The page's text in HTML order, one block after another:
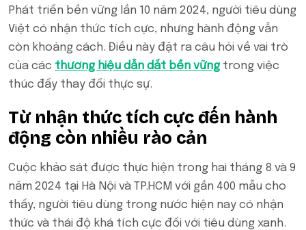
Phát triển bền vững lần 10 năm 2024, người tiêu dùng
Việt có nhận thức tích cực, nhưng hành động vẫn
còn khoảng cách. Điều này đặt ra câu hỏi về vai trò
của các thương hiệu dẫn dắt bền vững trong việc
thúc đẩy thay đổi thực sự.
Từ nhận thức tích cực đến hành
động còn nhiều rào cản
Cuộc khảo sát được thực hiện trong hai tháng 8 và 9
năm 2024 tại Hà Nội và TP.HCM với gần 400 mẫu cho
thấy, người tiêu dùng trong nước hiện nay có nhận
thức và thái độ khá tích cực đối với tiêu dùng xanh.